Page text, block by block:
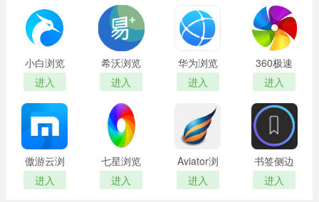
小白浏览
器电脑版
进入
希沃浏览
器正式版
进入
华为浏览
器PC版
进入
360极速
浏览器苹
果电脑版
进入
傲游云浏
览器
进入
七星浏览
器PC客户
端官方最
进入
Aviator浏
览器中文
版
进入
书签侧边
栏
进入